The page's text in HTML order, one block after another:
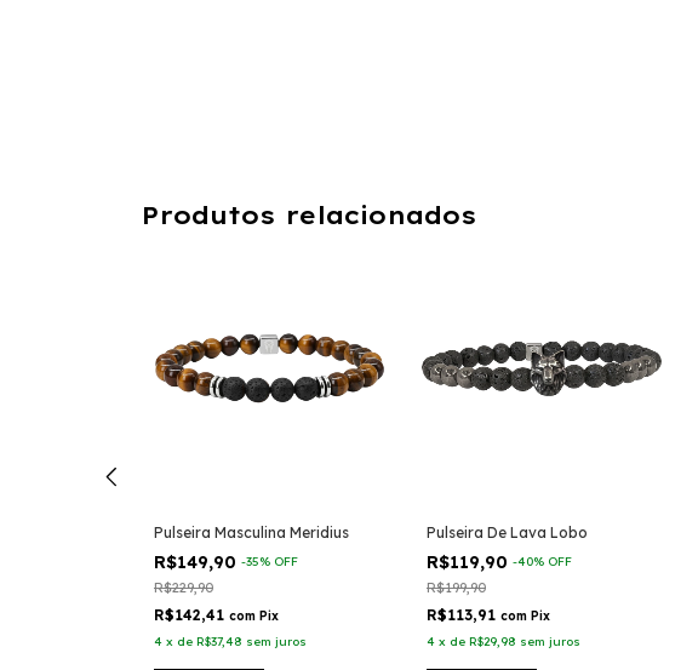
Produtos relacionados
Pulseira Masculina Meridius
R$149,90 -35% OFF
R$229,90
R$142,41 com Pix
4 x de R$37,48 sem juros
Pulseira De Lava Lobo
R$119,90 -40% OFF
R$199,90
R$113,91 com Pix
4 x de R$29,98 sem juros